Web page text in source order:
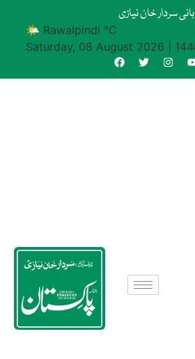
بانی سردار خان نیازی
🌤 Rawalpindi °C
Saturday, 08 August 2026